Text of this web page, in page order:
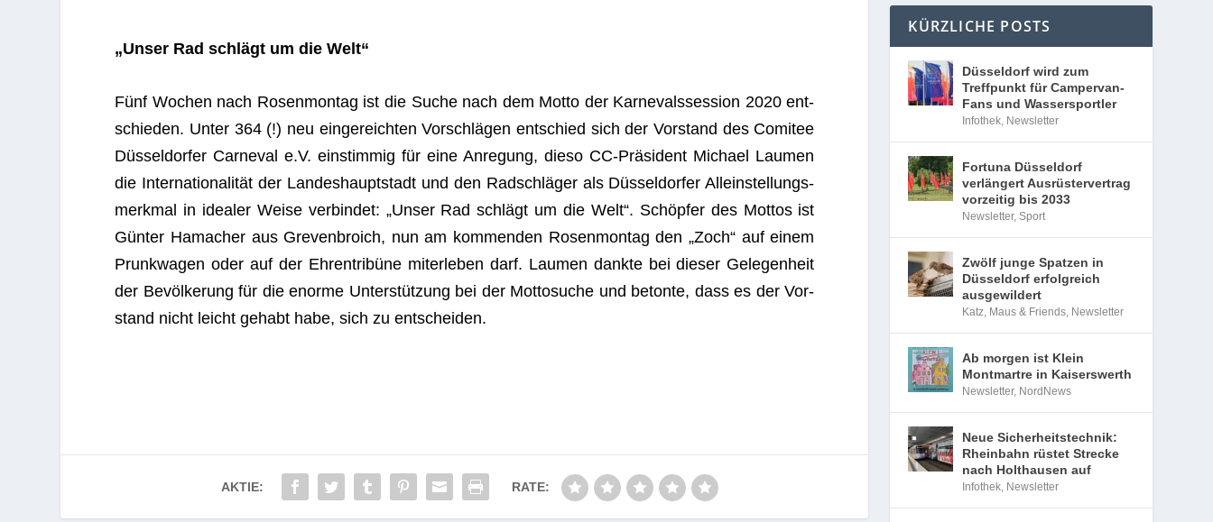
„Unser Rad schlägt um die Welt“
Fünf Wochen nach Rosen­mon­tag ist die Suche nach dem Motto der Kar­ne­vals­ses­sion 2020 ent­
schie­den. Unter 364 (!) neu ein­ge­reich­ten Vor­schlä­gen ent­schied sich der Vor­stand des Comi­tee
Düs­sel­dor­fer Car­ne­val e.V. ein­stim­mig für eine Anre­gung, dieso CC-Prä­si­dent Michael Lau­men
die Inter­na­tio­na­li­tät der Lan­des­haupt­stadt und den Rad­schlä­ger als Düs­sel­dor­fer Allein­stel­lungs­
merk­mal in idea­ler Weise ver­bin­det: „Unser Rad schlägt um die Welt“. Schöp­fer des Mot­tos ist
Gün­ter Hama­cher aus Gre­ven­broich, nun am kom­men­den Rosen­mon­tag den „Zoch“ auf einem
Prunk­wa­gen oder auf der Ehren­tri­büne mit­er­le­ben darf. Lau­men dankte bei die­ser Gele­gen­heit
der Bevöl­ke­rung für die enorme Unter­stüt­zung bei der Mot­to­su­che und betonte, dass es der Vor­
stand nicht leicht gehabt habe, sich zu entscheiden.
AKTIE: RATE:
KÜRZLICHE POSTS
Düsseldorf wird zum
Treffpunkt für Campervan-
Fans und Wassersportler
Infothek, Newsletter
Fortuna Düsseldorf
verlängert Ausrüstervertrag
vorzeitig bis 2033
Newsletter,Sport
Zwölf junge Spatzen in
Düsseldorf erfolgreich
ausgewildert
Katz, Maus & Friends, Newsletter
Ab morgen ist Klein
Montmartre in Kaiserswerth
Newsletter, NordNews
Neue Sicherheitstechnik:
Rheinbahn rüstet Strecke
nach Holthausen auf
Infothek, Newsletter